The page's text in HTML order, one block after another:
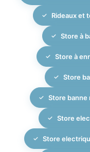
caractérisent MBM
pouvons aussi
avec d’autres
extérieurs pour
gamme.
Rideaux et
Store à
Store à
Store
Store banne
Store
Store